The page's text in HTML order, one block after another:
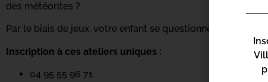
des météorites ?
Par le biais de jeux, votre enfant se questionne et
Inscription à ces ateliers uniques :
04 95 55 96 71